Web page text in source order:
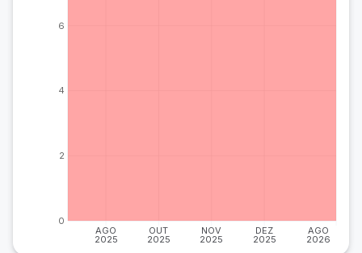
AGO
2025
OUT
2025
NOV
2025
DEZ
2025
AGO
2026
0
2
4
6